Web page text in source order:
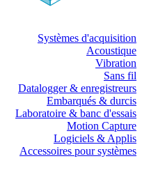
Systèmes d'acquisition
Acoustique
Vibration
Sans fil
Datalogger & enregistreurs
Embarqués & durcis
Laboratoire & banc d'essais
Motion Capture
Logiciels & Applis
Accessoires pour systèmes